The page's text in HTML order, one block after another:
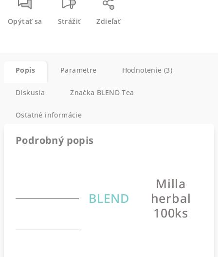
Opýtať sa Strážiť Zdieľať
Popis Parametre Hodnotenie (3)
Diskusia Značka BLEND Tea
Ostatné informácie
Podrobný popis
BLEND
Milla
herbal
100ks